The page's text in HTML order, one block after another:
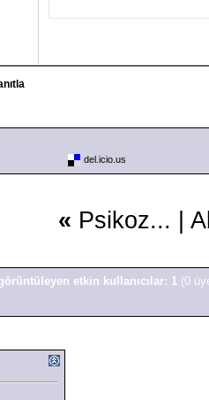
del.icio.us
« Psikoz...
etkin kullanıcılar: 1 (0